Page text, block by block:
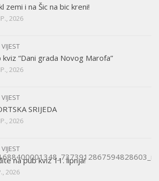
zemi i na Šic na bic kreni!
2026
kviz “Dani grada Novog Marofa”
2026
SRIJEDA
2026
na pub kviz 11. lipnja!
2026